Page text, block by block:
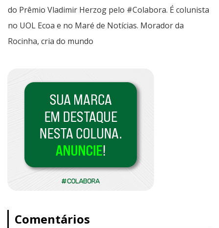
do Prêmio Vladimir Herzog pelo #Colabora. É colunista
no UOL Ecoa e no Maré de Notícias. Morador da
Rocinha, cria do mundo
Comentários